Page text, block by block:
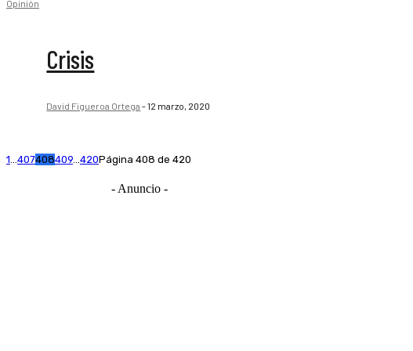
Opinión
Crisis
David Figueroa Ortega -12 marzo, 2020
1 407408409 420Página 408 de 420
- Anuncio -